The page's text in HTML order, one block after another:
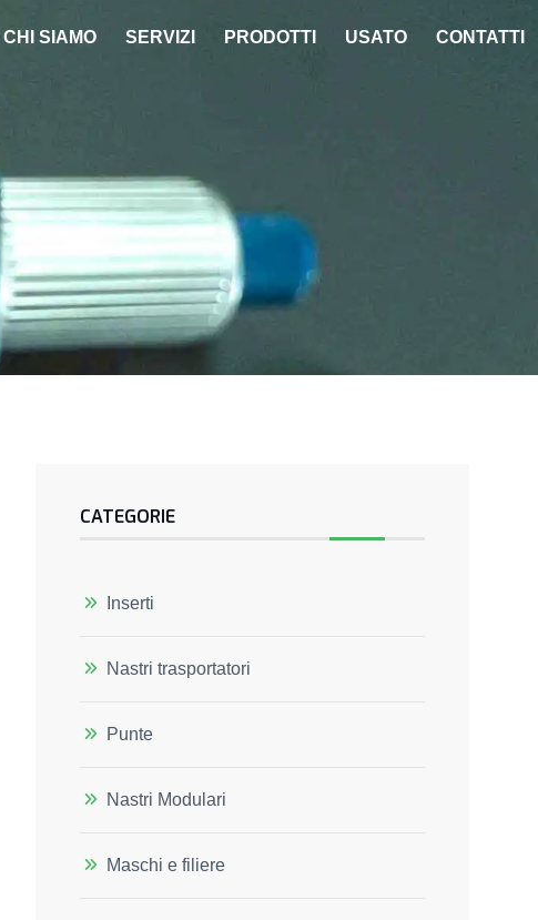
CHI SIAMO SERVIZI PRODOTTI USATO CONTATTI
CATEGORIE
Inserti
Nastri trasportatori
Punte
Nastri Modulari
Maschi e filiere